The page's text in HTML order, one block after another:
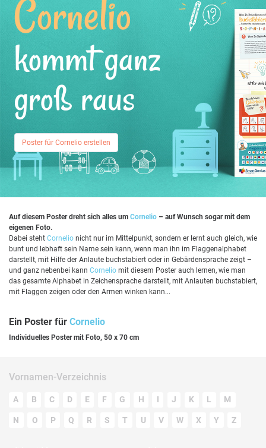
Cornelio
kommt ganz
groß raus
Poster für Cornelio erstellen
Auf diesem Poster dreht sich alles um Cornelio – auf Wunsch sogar mit dem
eigenen Foto.
Dabei steht Cornelio nicht nur im Mittelpunkt, sondern er lernt auch gleich, wie
bunt und lebhaft sein Name sein kann, wenn man ihn im Flaggenalphabet
darstellt, mit Hilfe der Anlaute buchstabiert oder in Gebärdensprache zeigt –
und ganz nebenbei kann Cornelio mit diesem Poster auch lernen, wie man
das gesamte Alphabet in Zeichensprache darstellt, mit Anlauten buchstabiert,
mit Flaggen zeigen oder den Armen winken kann...
Ein Poster für Cornelio
Individuelles Poster mit Foto, 50 x 70 cm
Vornamen-Verzeichnis
A B C D E F G H I J K L M
N O P Q R S T U V W X Y Z